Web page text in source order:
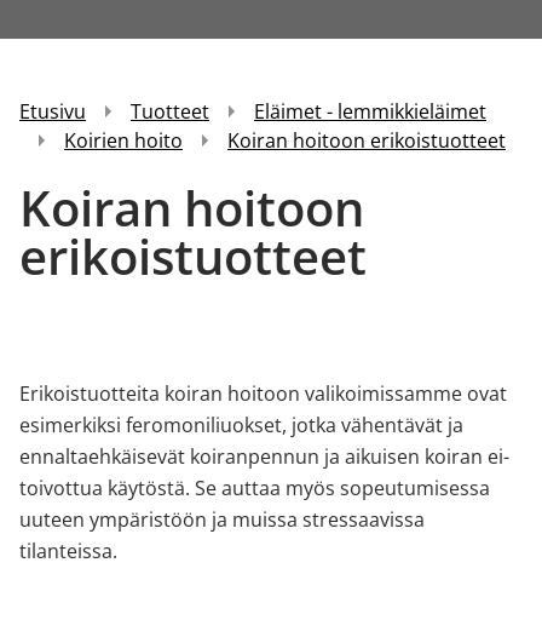
Etusivu Tuotteet
Eläimet - lemmikkieläimet
Koirien hoito
Koiran hoitoon erikoistuotteet
Koiran hoitoon
erikoistuotteet
Erikoistuotteita koiran hoitoon valikoimissamme ovat
esimerkiksi feromoniliuokset, jotka vähentävät ja
ennaltaehkäisevät koiranpennun ja aikuisen koiran ei-
toivottua käytöstä. Se auttaa myös sopeutumisessa
uuteen ympäristöön ja muissa stressaavissa
tilanteissa.